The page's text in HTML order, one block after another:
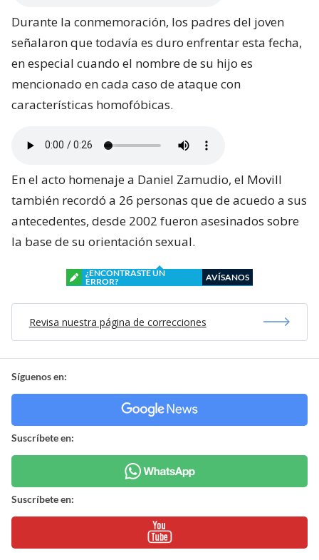
Durante la conmemoración, los padres del joven
señalaron que todavía es duro enfrentar esta fecha,
en especial cuando el nombre de su hijo es
mencionado en cada caso de ataque con
características homofóbicas.
En el acto homenaje a Daniel Zamudio, el Movill
también recordó a 26 personas que de acuedo a sus
antecedentes, desde 2002 fueron asesinados sobre
la base de su orientación sexual.
¿ENCONTRASTE UN
ERROR?
AVÍSANOS
Revisa nuestra página de correcciones
Síguenos en:
Suscríbete en:
Suscríbete en: